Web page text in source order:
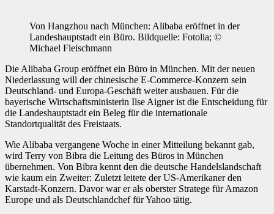
Von Hangzhou nach München: Alibaba eröffnet in der
Landeshauptstadt ein Büro. Bildquelle: Fotolia; ©
Michael Fleischmann
Die Alibaba Group eröffnet ein Büro in München. Mit der neuen
Niederlassung will der chinesische E-Commerce-Konzern sein
Deutschland- und Europa-Geschäft weiter ausbauen. Für die
bayerische Wirtschaftsministerin Ilse Aigner ist die Entscheidung für
die Landeshauptstadt ein Beleg für die internationale
Standortqualität des Freistaats.
Wie Alibaba vergangene Woche in einer Mitteilung bekannt gab,
wird Terry von Bibra die Leitung des Büros in München
übernehmen. Von Bibra kennt den die deutsche Handelslandschaft
wie kaum ein Zweiter: Zuletzt leitete der US-Amerikaner den
Karstadt-Konzern. Davor war er als oberster Stratege für Amazon
Europe und als Deutschlandchef für Yahoo tätig.